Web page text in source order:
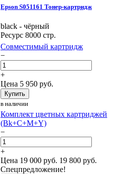
Epson S051161 Тонер-картридж
black - чёрный
Ресурс 8000 стр.
Совместимый картридж
−
+
Цена 5 950 руб.
Купить
в наличии
Комплект цветных картриджей
(Bk+C+M+Y)
−
+
Цена 19 000 руб. 19 800 руб.
Спецпредложение!